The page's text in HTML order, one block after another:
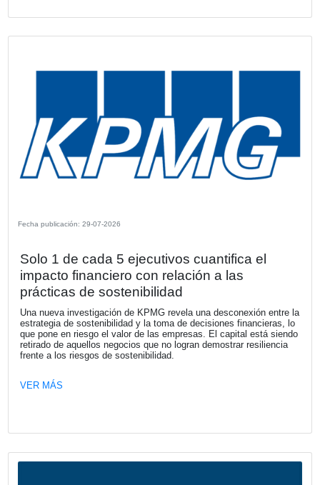
Fecha publicación: 30-07-2026
de 2026
La región se consolida como uno de los principales
Grupo, con un crecimiento de primas en la mayoría de
mercados y una sólida rentabilidad técnica en Brasil,
México.
VER MÁS